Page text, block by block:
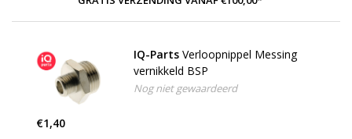
IQ-Parts Verloopnippel Messing
vernikkeld BSP
Nog niet gewaardeerd
€1,40